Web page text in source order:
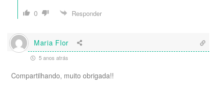
0
Responder
Maria Flor
5 anos atrás
Compartilhando, muito obrigada!!